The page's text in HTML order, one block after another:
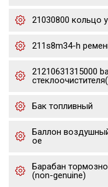
21030800 кольцо
211s8m34-h
21210631315000
Бак топливный
Баллон
oe
Барабан
(non-genuine)